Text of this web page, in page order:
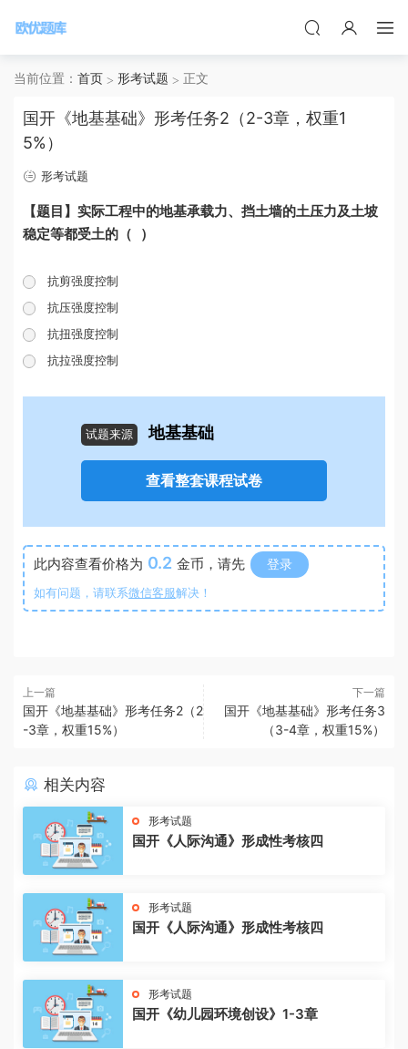
当前位置： 首页 形考试题 正文
国开《地基基础》形考任务2（2-3章，权重1
5%）
形考试题
【题目】实际工程中的地基承载力、挡土墙的土压力及土坡
稳定等都受土的（ ）
抗剪强度控制
抗压强度控制
抗扭强度控制
抗拉强度控制
试题来源 地基基础
查看整套课程试卷
此内容查看价格为 0.2 金币，请先 登录
如有问题，请联系微信客服解决！
上一篇
国开《地基基础》形考任务2（2
-3章，权重15%）
下一篇
国开《地基基础》形考任务3
（3-4章，权重15%）
相关内容
形考试题
国开《人际沟通》形成性考核四
形考试题
国开《人际沟通》形成性考核四
形考试题
国开《幼儿园环境创设》1-3章